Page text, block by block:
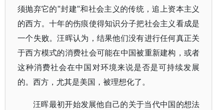
须抛弃它的"封建"和社会主义的传统，追上资本主义
的西方。十年的伤痕使得知识分子把社会主义看成是
一个失败。汪晖认为，结果他们没有进行任何真正关
于西方模式的消费社会可能在中国被重新建构，或者
这种消费社会在中国对环境来说是否是可持续发展
的。西方，尤其是美国，被理想化了。
汪晖最初开始发展他自己的关于当代中国的想法